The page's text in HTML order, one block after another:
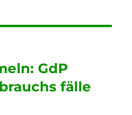
GdP
fälle